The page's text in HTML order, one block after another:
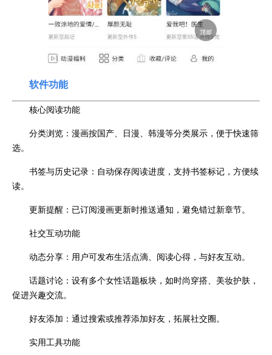
软件功能
核心阅读功能
分类浏览：漫画按国产、日漫、韩漫等分类展示，便于快速筛
选。
书签与历史记录：自动保存阅读进度，支持书签标记，方便续
读。
更新提醒：已订阅漫画更新时推送通知，避免错过新章节。
社交互动功能
动态分享：用户可发布生活点滴、阅读心得，与好友互动。
话题讨论：设有多个女性话题板块，如时尚穿搭、美妆护肤，
促进兴趣交流。
好友添加：通过搜索或推荐添加好友，拓展社交圈。
实用工具功能